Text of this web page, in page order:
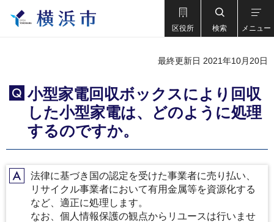
区役所 検索 メニュー
最終更新日 2021年10月20日
Q
小型家電回収ボックスにより回収
した小型家電は、どのように処理
するのですか。
A法律に基づき国の認定を受けた事業者に売り払い、
リサイクル事業者において有用金属等を資源化する
など、適正に処理します。
なお、個人情報保護の観点からリユースは行いませ